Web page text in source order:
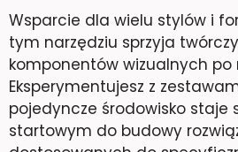
Wsparcie dla wielu stylów i
tym narzędziu sprzyja
komponentów wizualnych po
Eksperymentujesz z
pojedyncze środowisko staje
startowym do budowy